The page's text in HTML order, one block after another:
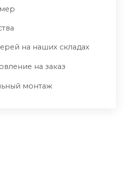
на наших складах
на заказ
монтаж